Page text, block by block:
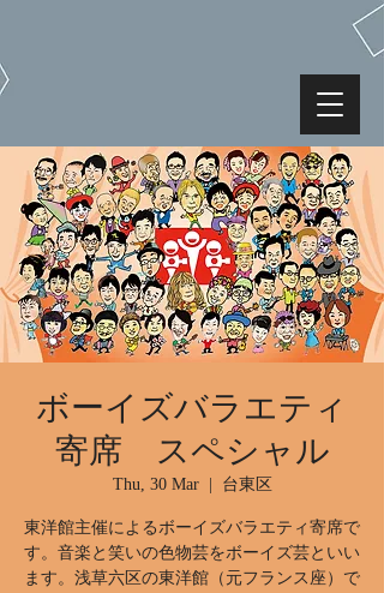
ボーイズバラエティ
寄席 スペシャル
Thu, 30 Mar
  |
台東区
東洋館主催によるボーイズバラエティ寄席で
す。音楽と笑いの色物芸をボーイズ芸といい
ます。浅草六区の東洋館（元フランス座）で